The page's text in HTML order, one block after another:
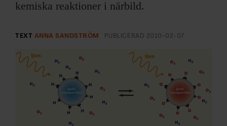
ARKIV & E-TIDNING
LYSSNA/PODD
EVENEMANG & RESOR
KONTAKTA F&F
kemiska reaktioner i närbild.
TEXT ANNA SANDSTRÖM PUBLICERAD 2010-02-07